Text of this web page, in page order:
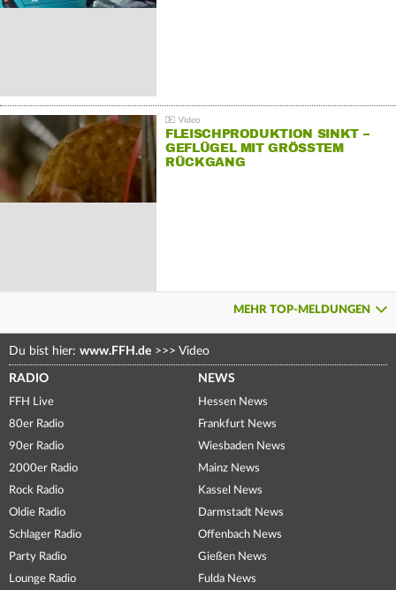
FLEISCHPRODUKTION SINKT –
GEFLÜGEL MIT GRÖSSTEM R
ÜCKGANG
MEHR TOP-MELDUNGEN
Du bist hier: www.FFH.de >>> Video
RADIO
FFH Live
80er Radio
90er Radio
2000er Radio
Rock Radio
Oldie Radio
Schlager Radio
Party Radio
Lounge Radio
NEWS
Hessen News
Frankfurt News
Wiesbaden News
Mainz News
Kassel News
Darmstadt News
Offenbach News
Gießen News
Fulda News